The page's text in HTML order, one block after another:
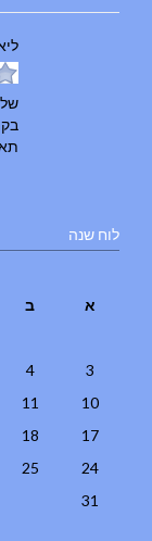
לוח שנה
א
ב
3
4
10
11
17
18
24
25
31